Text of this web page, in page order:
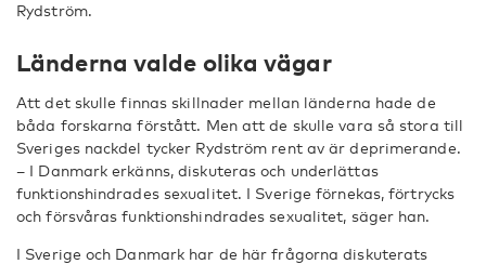
Rydström.
Länderna valde olika vägar
Att det skulle finnas skillnader mellan länderna hade de
båda forskarna förstått. Men att de skulle vara så stora till
Sveriges nackdel tycker Rydström rent av är deprimerande.
– I Danmark erkänns, diskuteras och underlättas
funktionshindrades sexualitet. I Sverige förnekas, förtrycks
och försvåras funktionshindrades sexualitet, säger han.
I Sverige och Danmark har de här frågorna diskuterats